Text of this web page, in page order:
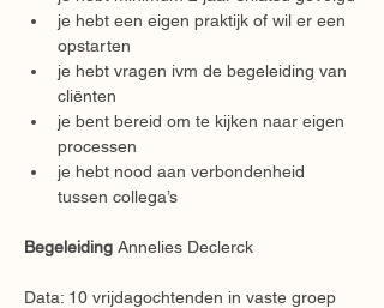
je hebt een eigen praktijk of wil er een
opstarten
je hebt vragen ivm de begeleiding van
cliënten
je bent bereid om te kijken naar eigen
processen
je hebt nood aan verbondenheid
tussen collega’s​
Begeleiding Annelies Declerck
Data: 10 vrijdagochtenden in vaste groep